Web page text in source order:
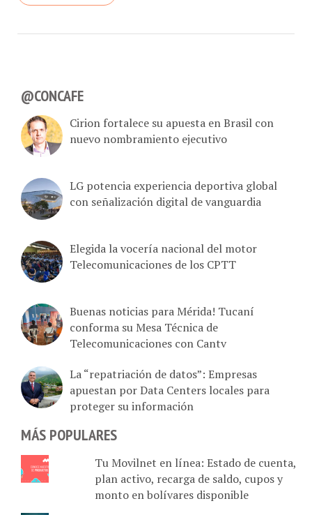
@CONCAFE
Cirion fortalece su apuesta en Brasil con
nuevo nombramiento ejecutivo
LG potencia experiencia deportiva global
con señalización digital de vanguardia
Elegida la vocería nacional del motor
Telecomunicaciones de los CPTT
Buenas noticias para Mérida! Tucaní
conforma su Mesa Técnica de
Telecomunicaciones con Cantv
La “repatriación de datos”: Empresas
apuestan por Data Centers locales para
proteger su información
MÁS POPULARES
Tu Movilnet en línea: Estado de cuenta,
plan activo, recarga de saldo, cupos y
monto en bolívares disponible